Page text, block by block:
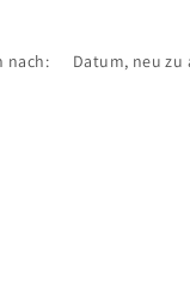
nach: